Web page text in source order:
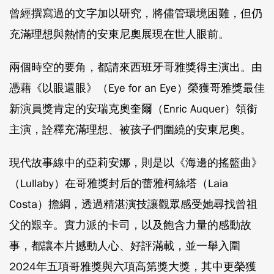
曾經撰寫過的文字加以研究，將儘管環境困難，但仍
充滿理想與熱情的安東尼奧展現在世人眼前。
兩個時空的要角，都請來西班牙哥雅獎得主演出。由
憑藉《以眼還眼》（Eye for an Eye）榮獲哥雅獎最佳
新演員獎肯定的安瑞克奧奎爾（Enric Auquer）領銜
主演，詮釋充滿理想、被孩子們圍繞的安東尼奧。
現代故事線中的亞莉安娜，則是以《海邊的搖籃曲》
（Lullaby）在哥雅獎封后的蕾雅柯絲塔（Laia
Costa）擔綱，透過精湛演技讓觀眾感受她尋找曾祖
父的艱辛。實力派的卡司，以及飽含力量的感動故
事，都讓本片撼動人心、好評滿載，並一舉入圍
2024年五項哥雅獎與六項高第獎大獎，其中更榮獲